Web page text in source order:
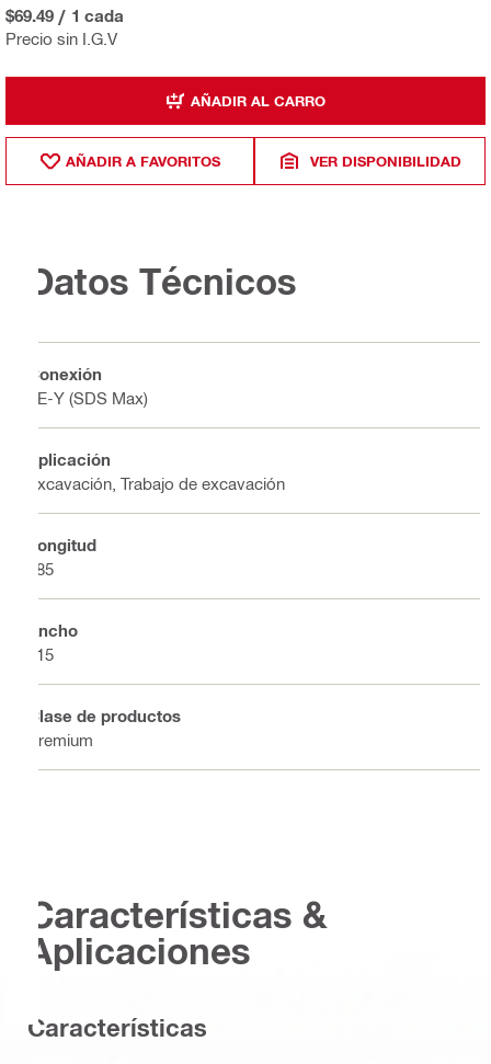
Precio sin I.G.V
$69.49 / 1 cada
AÑADIR AL CARRO
AÑADIR A FAVORITOS VER DISPONIBILIDAD
Datos Técnicos
Conexión
TE-Y (SDS Max)
Aplicación
Excavación, Trabajo de excavación
Longitud
485
Ancho
115
Clase de productos
Premium
Características &
Aplicaciones
Caracterí­sticas